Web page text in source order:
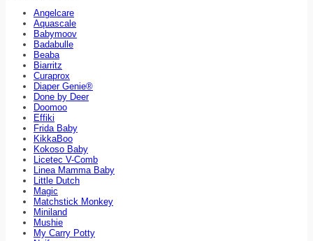
Angelcare
Aquascale
Babymoov
Badabulle
Beaba
Biarritz
Curaprox
Diaper Genie®
Done by Deer
Doomoo
Effiki
Frida Baby
KikkaBoo
Kokoso Baby
Licetec V-Comb
Linea Mamma Baby
Little Dutch
Magic
Matchstick Monkey
Miniland
Mushie
My Carry Potty